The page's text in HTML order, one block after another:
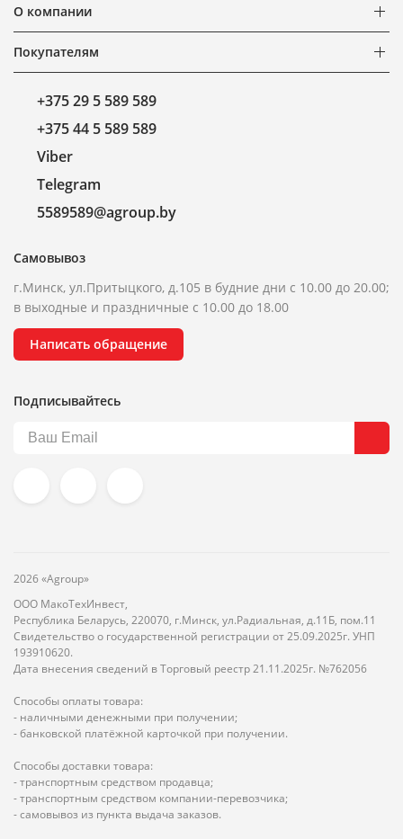
О компании
Покупателям
+375 29 5 589 589
+375 44 5 589 589
Viber
Telegram
5589589@agroup.by
Самовывоз
г.Минск, ул.Притыцкого, д.105 в будние дни с 10.00 до 20.00;
в выходные и праздничные с 10.00 до 18.00
Написать обращение
Подписывайтесь
2026 «Agroup»
ООО МакоТехИнвест,
Республика Беларусь, 220070, г.Минск, ул.Радиальная, д.11Б, пом.11
Свидетельство о государственной регистрации от 25.09.2025г. УНП
193910620.
Дата внесения сведений в Торговый реестр 21.11.2025г. №762056
Способы оплаты товара:
- наличными денежными при получении;
- банковской платёжной карточкой при получении.
Способы доставки товара:
- транспортным средством продавца;
- транспортным средством компании-перевозчика;
- самовывоз из пункта выдача заказов.